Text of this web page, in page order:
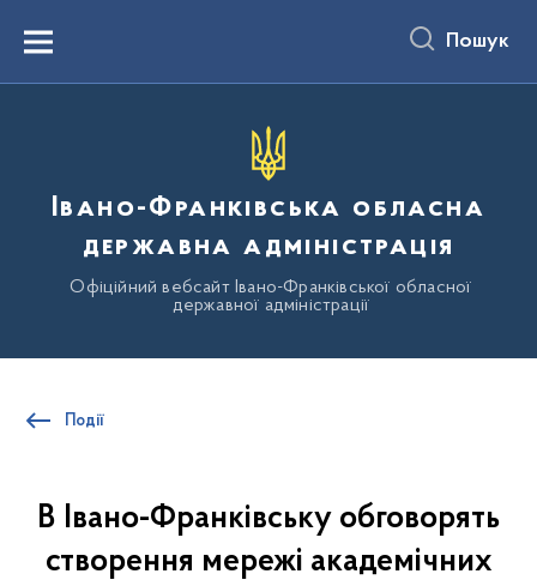
вмістуMenu Пошук
Івано-Франківська обласна
державна адміністрація
Офіційний вебсайт Івано-Франківської обласної
державної адміністрації
Події
В Івано-Франківську обговорять
створення мережі академічних